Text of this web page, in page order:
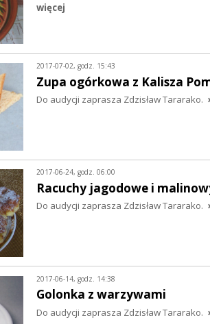
więcej
2017-07-02, godz. 15:43
Zupa ogórkowa z Kalisza
Do audycji zaprasza Zdzisław Tararako.
2017-06-24, godz. 06:00
Racuchy jagodowe i
Do audycji zaprasza Zdzisław Tararako.
2017-06-14, godz. 14:38
Golonka z warzywami
Do audycji zaprasza Zdzisław Tararako.